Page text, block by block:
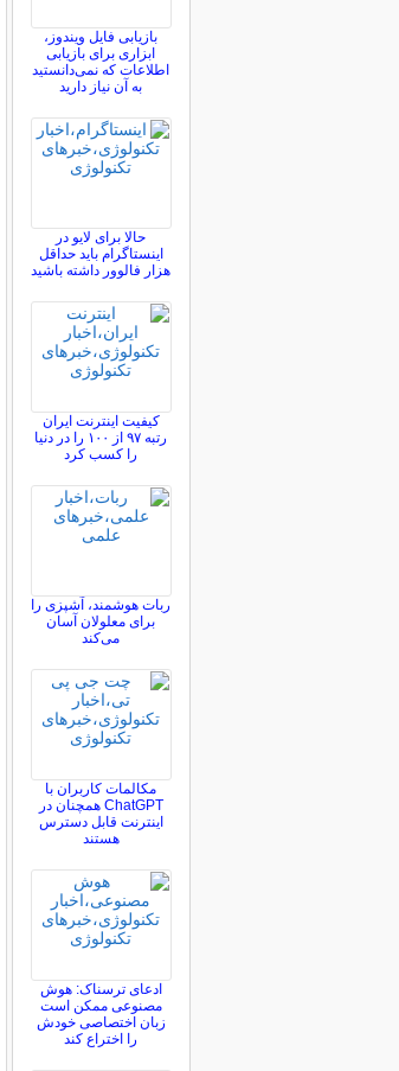
بازیابی فایل ویندوز،
ابزاری برای بازیابی
اطلاعات که نمی‌دانستید
به آن نیاز دارید
حالا برای لایو در
اینستاگرام باید حداقل
هزار فالوور داشته باشید
کیفیت اینترنت ایران
رتبه ۹۷ از ۱۰۰ را در دنیا
را کسب کرد
ربات هوشمند، آشپزی را
برای معلولان آسان
می‌کند
مکالمات کاربران با
ChatGPT همچنان در
اینترنت قابل دسترس
هستند
ادعای ترسناک: هوش
مصنوعی ممکن است
زبان اختصاصی خودش
را اختراع کند